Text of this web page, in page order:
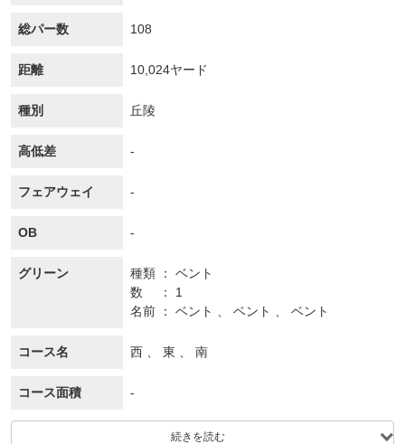
総パー数 108
距離 10,024ヤード
種別 丘陵
高低差 -
フェアウェイ -
OB -
グリーン 種類
ベント
数
1
名前
ベント 、 ベント 、 ベント
コース名 西 、 東 、 南
コース面積 -
続きを読む